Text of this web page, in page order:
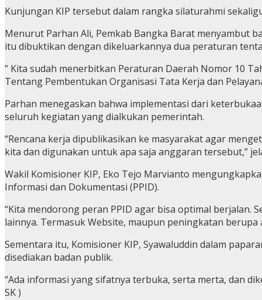
Kunjungan KIP tersebut dalam rangka silaturahmi
Menurut Parhan Ali, Pemkab Bangka Barat menyambut
itu dibuktikan dengan dikeluarkannya dua peraturan
” Kita sudah menerbitkan Peraturan Daerah Nomor 10
Tentang Pembentukan Organisasi Tata Kerja dan
Parhan menegaskan bahwa implementasi dari
seluruh kegiatan yang dialkukan pemerintah.
“Rencana kerja dipublikasikan ke masyarakat agar
kita dan digunakan untuk apa saja anggaran tersebut,”
Wakil Komisioner KIP, Eko Tejo Marvianto
Informasi dan Dokumentasi (PPID).
“Kita mendorong peran PPID agar bisa optimal berjalan.
lainnya. Termasuk Website, maupun peningkatan
Sementara itu, Komisioner KIP, Syawaluddin dalam
disediakan badan publik.
“Ada informasi yang sifatnya terbuka, serta merta, dan
SK )